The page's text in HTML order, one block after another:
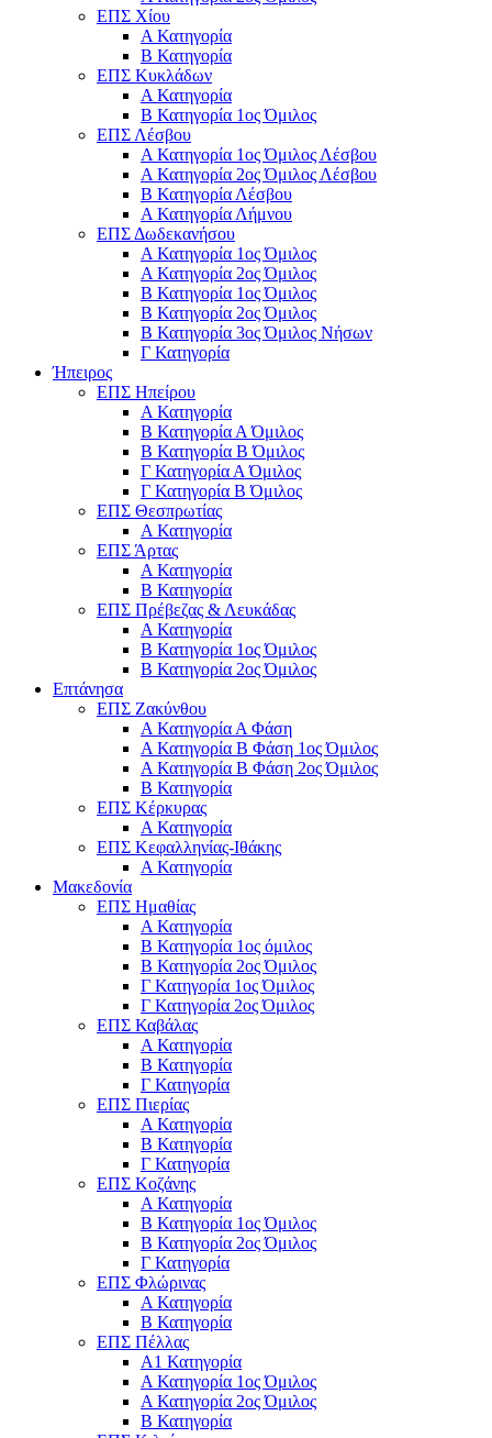
ΕΠΣ Χίου
Α Κατηγορία
Β Κατηγορία
ΕΠΣ Κυκλάδων
Α Κατηγορία
Β Κατηγορία 1ος Όμιλος
ΕΠΣ Λέσβου
Α Κατηγορία 1ος Όμιλος Λέσβου
Α Κατηγορία 2ος Όμιλος Λέσβου
B Κατηγορία Λέσβου
Α Κατηγορία Λήμνου
ΕΠΣ Δωδεκανήσου
Α Κατηγορία 1ος Όμιλος
Α Κατηγορία 2ος Όμιλος
Β Κατηγορία 1ος Όμιλος
Β Κατηγορία 2ος Όμιλος
Β Κατηγορία 3ος Όμιλος Νήσων
Γ Κατηγορία
Ήπειρος
ΕΠΣ Ηπείρου
Α Κατηγορία
Β Κατηγορία Α Όμιλος
Β Κατηγορία Β Όμιλος
Γ Κατηγορία Α Όμιλος
Γ Κατηγορία Β Όμιλος
ΕΠΣ Θεσπρωτίας
Α Κατηγορία
ΕΠΣ Άρτας
Α Κατηγορία
Β Κατηγορία
ΕΠΣ Πρέβεζας & Λευκάδας
Α Κατηγορία
Β Κατηγορία 1ος Όμιλος
Β Κατηγορία 2ος Όμιλος
Επτάνησα
ΕΠΣ Ζακύνθου
Α Κατηγορία Α Φάση
Α Κατηγορία Β Φάση 1ος Όμιλος
Α Κατηγορία Β Φάση 2ος Όμιλος
Β Κατηγορία
ΕΠΣ Κέρκυρας
A Κατηγορία
ΕΠΣ Κεφαλληνίας-Ιθάκης
Α Κατηγορία
Μακεδονία
ΕΠΣ Ημαθίας
Α Κατηγορία
Β Κατηγορία 1ος όμιλος
Β Κατηγορία 2ος Όμιλος
Γ Κατηγορία 1ος Όμιλος
Γ Κατηγορία 2ος Όμιλος
ΕΠΣ Καβάλας
Α Κατηγορία
Β Κατηγορία
Γ Κατηγορία
ΕΠΣ Πιερίας
Α Κατηγορία
Β Κατηγορία
Γ Κατηγορία
ΕΠΣ Κοζάνης
Α Κατηγορία
Β Κατηγορία 1ος Όμιλος
Β Κατηγορία 2ος Όμιλος
Γ Κατηγορία
ΕΠΣ Φλώρινας
Α Κατηγορία
Β Κατηγορία
ΕΠΣ Πέλλας
Α1 Κατηγορία
Α Κατηγορία 1ος Όμιλος
Α Κατηγορία 2ος Όμιλος
Β Κατηγορία